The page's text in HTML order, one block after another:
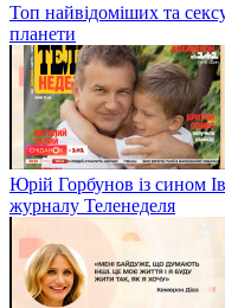
Топ найвідоміших та
планети
Юрій Горбунов із сином
журналу Теленеделя